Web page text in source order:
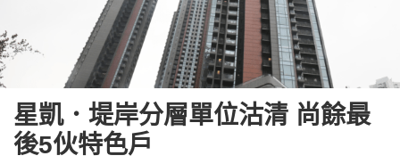
星凱．堤岸分層單位沽清 尚餘最
後5伙特色戶